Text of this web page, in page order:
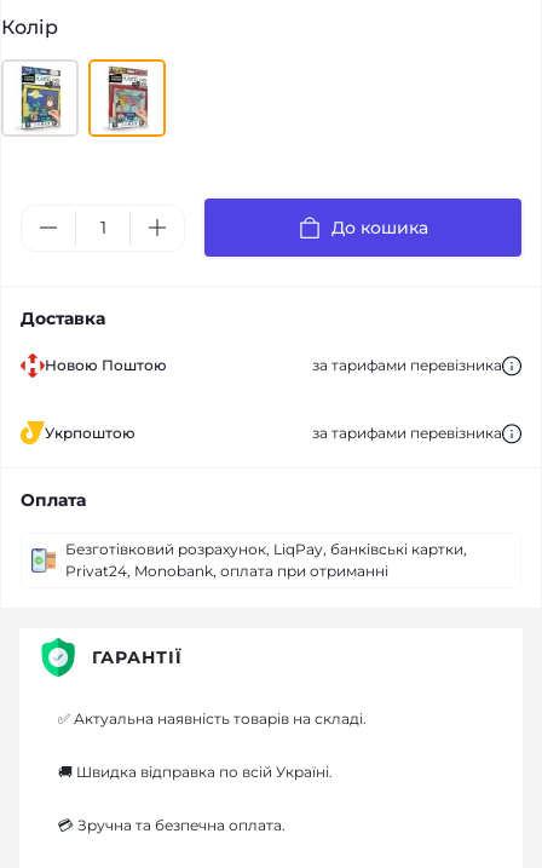
Колір
До кошика
Доставка
Новою Поштою за тарифами перевізника
Укрпоштою за тарифами перевізника
Оплата
Безготівковий розрахунок, LiqPay, банківські картки,
Privat24, Monobank, оплата при отриманні
ГАРАНТІЇ
✅ Актуальна наявність товарів на складі.
🚚 Швидка відправка по всій Україні.
💳 Зручна та безпечна оплата.